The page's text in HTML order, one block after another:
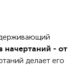
начертаний - от
делает его